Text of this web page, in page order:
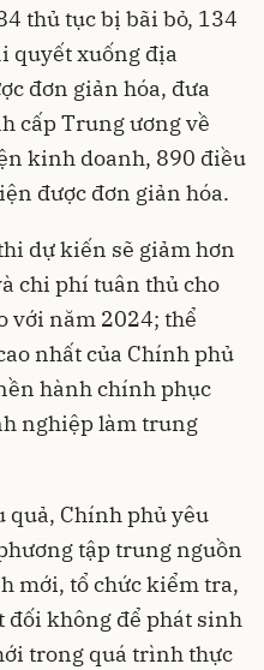
thủ tục bị bãi bỏ, 134
quyết xuống địa
đơn giản hóa, đưa
cấp Trung ương về
kinh doanh, 890 điều
được đơn giản hóa.
dự kiến sẽ giảm hơn
chi phí tuân thủ cho
với năm 2024; thể
nhất của Chính phủ
hành chính phục
nghiệp làm trung
quả, Chính phủ yêu
tập trung nguồn
mới, tổ chức kiểm tra,
đối không để phát sinh
trong quá trình thực